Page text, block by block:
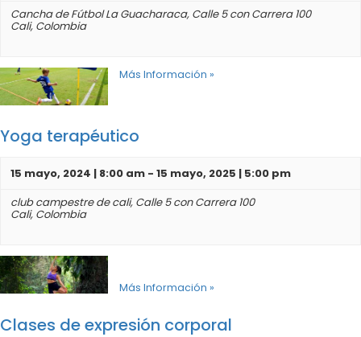
Cancha de Fútbol La Guacharaca, Calle 5 con Carrera 100
Cali, Colombia
Más Información »
Yoga terapéutico
15 mayo, 2024 | 8:00 am - 15 mayo, 2025 | 5:00 pm
club campestre de cali, Calle 5 con Carrera 100
Cali, Colombia
Más Información »
Clases de expresión corporal